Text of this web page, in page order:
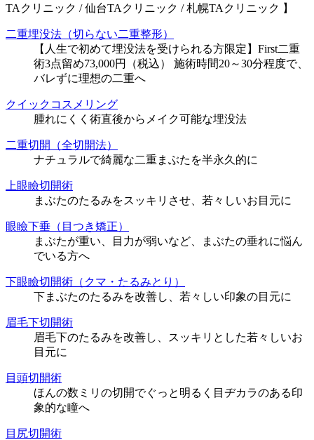
TAクリニック / 仙台TAクリニック / 札幌TAクリニック 】
二重埋没法（切らない二重整形）
【人生で初めて埋没法を受けられる方限定】First二重
術3点留め73,000円（税込） 施術時間20～30分程度で、
バレずに理想の二重へ
クイックコスメリング
腫れにくく術直後からメイク可能な埋没法
二重切開（全切開法）
ナチュラルで綺麗な二重まぶたを半永久的に
上眼瞼切開術
まぶたのたるみをスッキリさせ、若々しいお目元に
眼瞼下垂（目つき矯正）
まぶたが重い、目力が弱いなど、まぶたの垂れに悩ん
でいる方へ
下眼瞼切開術（クマ・たるみとり）
下まぶたのたるみを改善し、若々しい印象の目元に
眉毛下切開術
眉毛下のたるみを改善し、スッキリとした若々しいお
目元に
目頭切開術
ほんの数ミリの切開でぐっと明るく目ヂカラのある印
象的な瞳へ
目尻切開術